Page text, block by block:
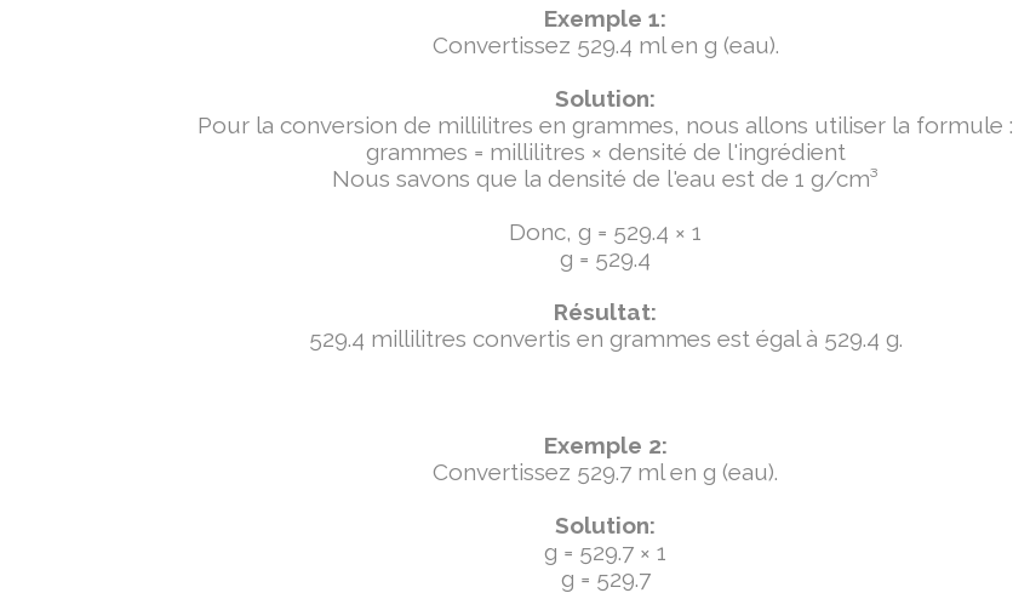
Exemple 1:
Convertissez 529.4 ml en g (eau).
Solution:
Pour la conversion de millilitres en grammes, nous allons utiliser la formule :
grammes = millilitres × densité de l'ingrédient
Nous savons que la densité de l'eau est de 1 g/cm³
Donc, g = 529.4 × 1
g = 529.4
Résultat:
529.4 millilitres convertis en grammes est égal à 529.4 g.
Exemple 2:
Convertissez 529.7 ml en g (eau).
Solution:
g = 529.7 × 1
g = 529.7